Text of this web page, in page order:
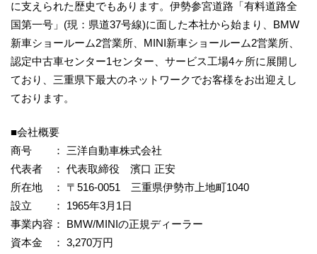
に支えられた歴史でもあります。伊勢参宮道路「有料道路全
国第一号」(現：県道37号線)に面した本社から始まり、BMW
新車ショールーム2営業所、MINI新車ショールーム2営業所、
認定中古車センター1センター、サービス工場4ヶ所に展開し
ており、三重県下最大のネットワークでお客様をお出迎えし
ております。
■会社概要
商号 ： 三洋自動車株式会社
代表者 ： 代表取締役 濱口 正安
所在地 ： 〒516-0051 三重県伊勢市上地町1040
設立 ： 1965年3月1日
事業内容： BMW/MINIの正規ディーラー
資本金 ： 3,270万円